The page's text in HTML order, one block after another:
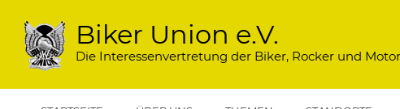
Inhalt
Biker Union e.V.
Die Interessenvertretung der Biker, Rocker und